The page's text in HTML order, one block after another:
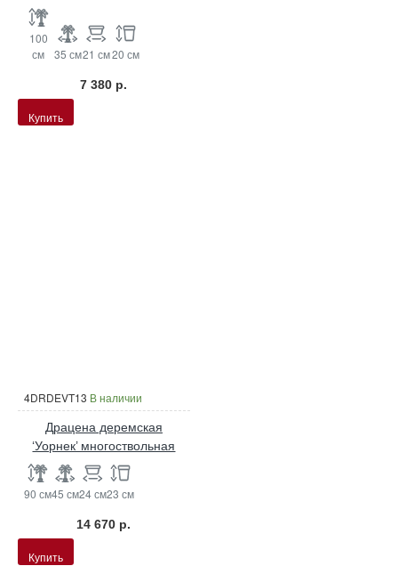
100
см
35 см21 см20 см
7 380 р.
Купить
4DRDEVT13 В наличии
Драцена деремская
‘Уорнек’ многоствольная
90 см45 см24 см23 см
14 670 р.
Купить